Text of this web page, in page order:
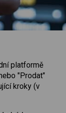
platformě
"Prodat"
kroky (v